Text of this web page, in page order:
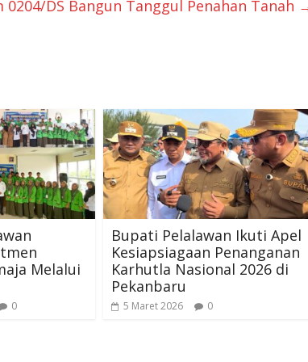
DS Bangun Tanggul Penahan Tanah
Melalui
0
Bupati Pelalawan Ikuti Apel
Kesiapsiagaan Penanganan
Karhutla Nasional 2026 di
Pekanbaru
5 Maret 2026 0